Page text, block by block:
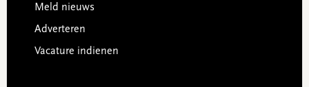
Meld nieuws
Adverteren
Vacature indienen